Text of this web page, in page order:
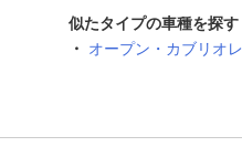
似たタイプの車種を探す
オープン・カブリオレ